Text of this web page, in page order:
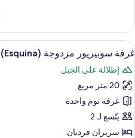
غرفة
سوبيريور
مزدوجة
بشرفة
استعراض
جميع
صور
غرفة
سوبيريور
مزدوجة
(Esquina)
3
غرفة سوبيريور مزدوجة (Esquina)
إطلالة على الجبل
20 متر مربع
غرفة نوم واحدة
يتّسع لـ 2
سريران فرديان